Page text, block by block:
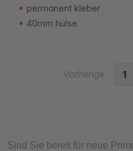
permanent kleber
40mm hülse
Vorherige 1
Sind Sie bereit für neue